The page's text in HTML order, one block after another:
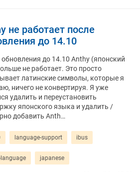
не работает после
до 14.10
обновления до 14.10 Anthy (японский
не работает. Это просто
латинские символы, которые я
ничего не конвертируя. Я уже
удалить и переустановить
японского языка и удалить /
добавить Anth…
language-support ibus
japanese